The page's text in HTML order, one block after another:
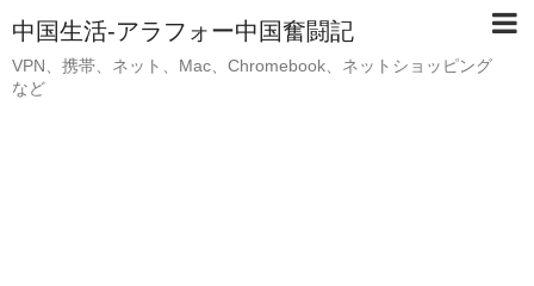
中国生活-アラフォー中国奮闘記
VPN、携帯、ネット、Mac、Chromebook、ネットショッピング
など